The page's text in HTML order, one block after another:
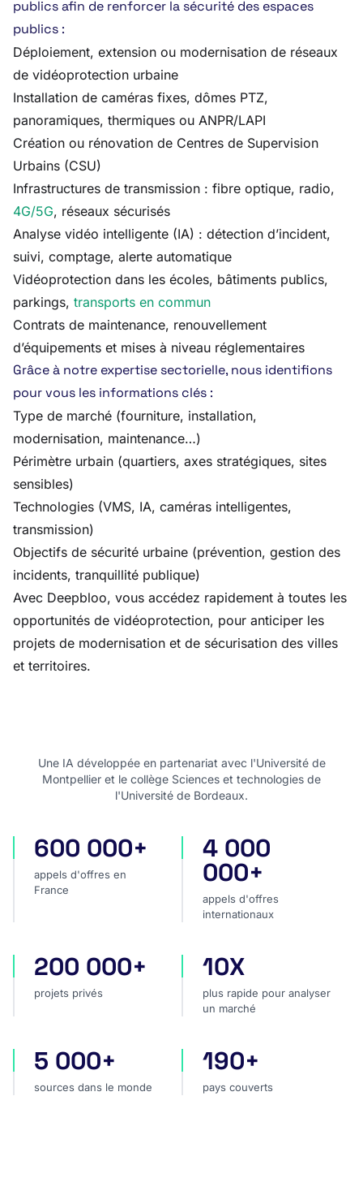
publics afin de renforcer la sécurité des espaces
publics :
Déploiement, extension ou modernisation de réseaux
de vidéoprotection urbaine
Installation de caméras fixes, dômes PTZ,
panoramiques, thermiques ou ANPR/LAPI
Création ou rénovation de Centres de Supervision
Urbains (CSU)
Infrastructures de transmission : fibre optique, radio,
4G/5G, réseaux sécurisés
Analyse vidéo intelligente (IA) : détection d’incident,
suivi, comptage, alerte automatique
Vidéoprotection dans les écoles, bâtiments publics,
parkings, transports en commun
Contrats de maintenance, renouvellement
d’équipements et mises à niveau réglementaires
Grâce à notre expertise sectorielle, nous identifions
pour vous les informations clés :
Type de marché (fourniture, installation,
modernisation, maintenance…)
Périmètre urbain (quartiers, axes stratégiques, sites
sensibles)
Technologies (VMS, IA, caméras intelligentes,
transmission)
Objectifs de sécurité urbaine (prévention, gestion des
incidents, tranquillité publique)
Avec Deepbloo, vous accédez rapidement à toutes les
opportunités de vidéoprotection, pour anticiper les
projets de modernisation et de sécurisation des villes
et territoires.
Une IA développée en partenariat avec l'Université de
Montpellier et le collège Sciences et technologies de
l'Université de Bordeaux.
appels d'offres en France
600 000+
appels d'offres en
France
appels d'offres
4 000
000+
appels d'offres
internationaux
projets privés
200 000+
projets privés
plus rapide pour analyser
10X
plus rapide pour analyser
un marché
sources dans le monde
5 000+
sources dans le monde
pays couverts
190+
pays couverts